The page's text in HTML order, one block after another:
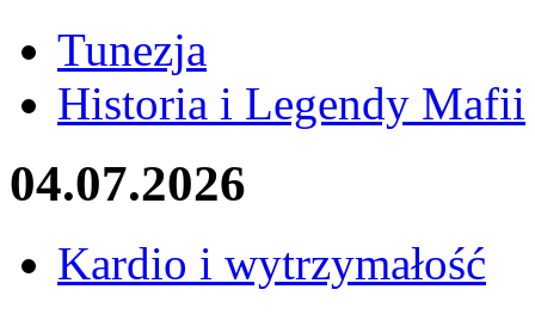
Tunezja
Historia i Legendy Mafii
04.07.2026
Kardio i wytrzymałość